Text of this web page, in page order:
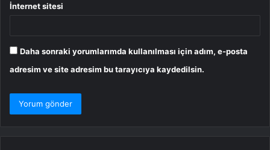
İnternet sitesi
Daha sonraki yorumlarımda kullanılması için adım, e-posta
adresim ve site adresim bu tarayıcıya kaydedilsin.